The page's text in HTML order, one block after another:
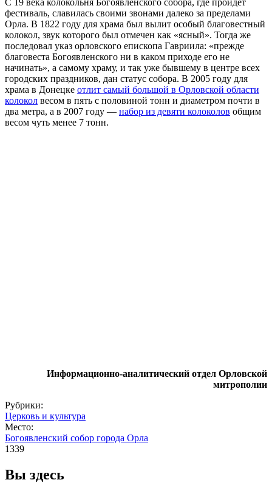
фестиваль, славилась своими звонами далеко за пределами
Орла. В 1822 году для храма был вылит особый благовестный
колокол, звук которого был отмечен как «ясный». Тогда же
последовал указ орловского епископа Гавриила: «прежде
благовеста Богоявленского ни в каком приходе его не
начинать», а самому храму, и так уже бывшему в центре всех
городских праздников, дан статус собора. В 2005 году для
храма в Донецке отлит самый большой в Орловской области
колокол весом в пять с половиной тонн и диаметром почти в
два метра, а в 2007 году — набор из девяти колоколов общим
весом чуть менее 7 тонн.
Информационно-аналитический отдел Орловской
митрополии
Рубрики:
Церковь и культура
Место:
Богоявленский собор города Орла
1339
Вы здесь